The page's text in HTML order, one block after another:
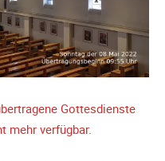
Gottesdienste
mehr verfügbar.